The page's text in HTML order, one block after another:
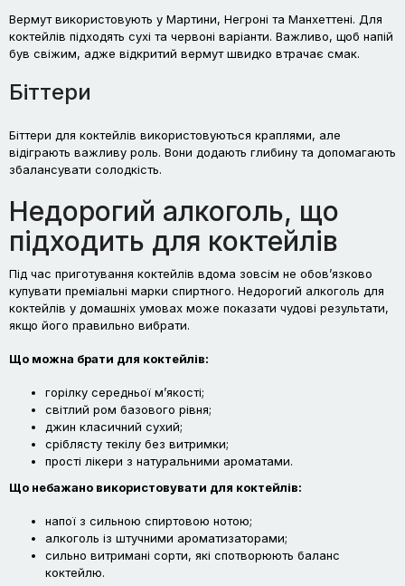
Вермут використовують у Мартини, Негроні та Манхеттені. Для
коктейлів підходять сухі та червоні варіанти. Важливо, щоб напій
був свіжим, адже відкритий вермут швидко втрачає смак.
Біттери
Біттери для коктейлів використовуються краплями, але
відіграють важливу роль. Вони додають глибину та допомагають
збалансувати солодкість.
Недорогий алкоголь, що
підходить для коктейлів
Під час приготування коктейлів вдома зовсім не обов’язково
купувати преміальні марки спиртного. Недорогий алкоголь для
коктейлів у домашніх умовах може показати чудові результати,
якщо його правильно вибрати.
Що можна брати для коктейлів:
горілку середньої м’якості;
світлий ром базового рівня;
джин класичний сухий;
сріблясту текілу без витримки;
прості лікери з натуральними ароматами.
Що небажано використовувати для коктейлів:
напої з сильною спиртовою нотою;
алкоголь із штучними ароматизаторами;
сильно витримані сорти, які спотворюють баланс
коктейлю.